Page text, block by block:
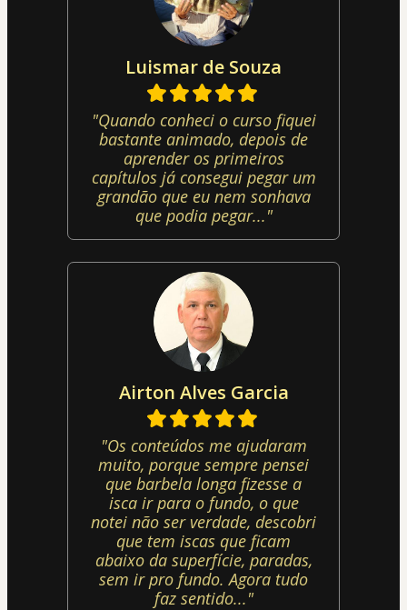
Luismar de Souza
"Quando conheci o curso fiquei
bastante animado, depois de
aprender os primeiros
capítulos já consegui pegar um
grandão que eu nem sonhava
que podia pegar..."
Airton Alves Garcia
"Os conteúdos me ajudaram
muito, porque sempre pensei
que barbela longa fizesse a
isca ir para o fundo, o que
notei não ser verdade, descobri
que tem iscas que ficam
abaixo da superfície, paradas,
sem ir pro fundo. Agora tudo
faz sentido..."